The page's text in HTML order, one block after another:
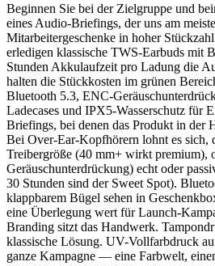
Beginnen Sie bei der Zielgruppe und
eines Audio-Briefings, der uns am
Mitarbeitergeschenke in hoher
erledigen klassische TWS-Earbuds mit
Stunden Akkulaufzeit pro Ladung die
halten die Stückkosten im grünen
Bluetooth 5.3, ENC-
Ladecases und IPX5-Wasserschutz für
Briefings, bei denen das Produkt in der
Bei Over-Ear-Kopfhörern lohnt es sich,
Treibergröße (40 mm+ wirkt premium),
Geräuschunterdrückung) echt oder
30 Stunden sind der Sweet Spot).
klappbarem Bügel sehen in
eine Überlegung wert für Launch-
Branding sitzt das Handwerk.
klassische Lösung. UV-Vollfarbdruck
ganze Kampagne — eine Farbwelt,